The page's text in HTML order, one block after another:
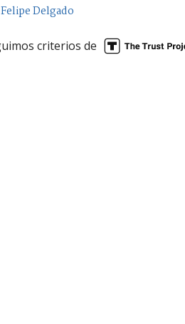
Felipe Delgado
criterios de